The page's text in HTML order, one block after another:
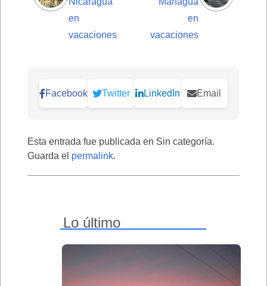
en
vacaciones
en
vacaciones
Facebook Twitter LinkedIn Email
Esta entrada fue publicada en Sin categoría.
Guarda el permalink.
Lo último